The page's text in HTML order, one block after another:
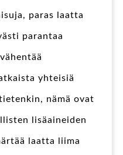
paras laatta
parantaa
yhteisiä
nämä ovat
lisäaineiden
laatta liima